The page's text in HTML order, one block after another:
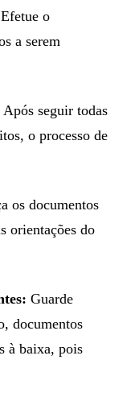
Efetue o
a serem
Após seguir todas
o processo de
os documentos
orientações do
Guarde
documentos
à baixa, pois